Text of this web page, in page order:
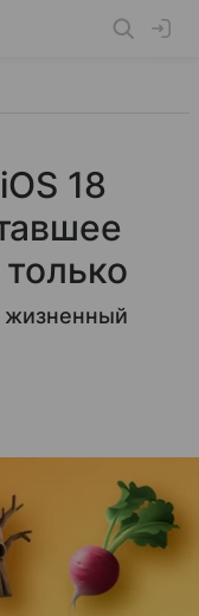
18
жизненный